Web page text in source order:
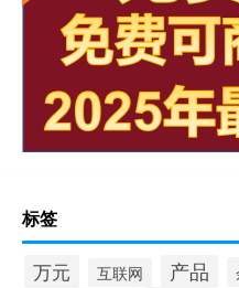
标签
万元 互联网 产品